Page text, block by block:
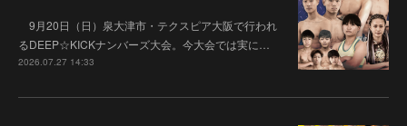
9月20日（日）泉大津市・テクスピア大阪で行われ
るDEEP☆KICKナンバーズ大会。今大会では実に…
2026.07.27 14:33